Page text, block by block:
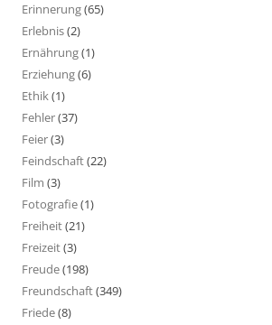
Erinnerung(65)
Erlebnis(2)
Ernährung(1)
Erziehung(6)
Ethik(1)
Fehler(37)
Feier(3)
Feindschaft(22)
Film (3)
Fotografie(1)
Freiheit(21)
Freizeit(3)
Freude(198)
Freundschaft(349)
Friede(8)